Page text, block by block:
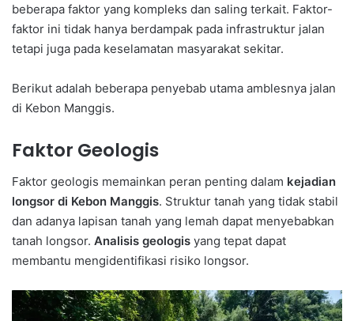
beberapa faktor yang kompleks dan saling terkait. Faktor-
faktor ini tidak hanya berdampak pada infrastruktur jalan
tetapi juga pada keselamatan masyarakat sekitar.
Berikut adalah beberapa penyebab utama amblesnya jalan
di Kebon Manggis.
Faktor Geologis
Faktor geologis memainkan peran penting dalam kejadian
longsor di Kebon Manggis. Struktur tanah yang tidak stabil
dan adanya lapisan tanah yang lemah dapat menyebabkan
tanah longsor. Analisis geologis yang tepat dapat
membantu mengidentifikasi risiko longsor.